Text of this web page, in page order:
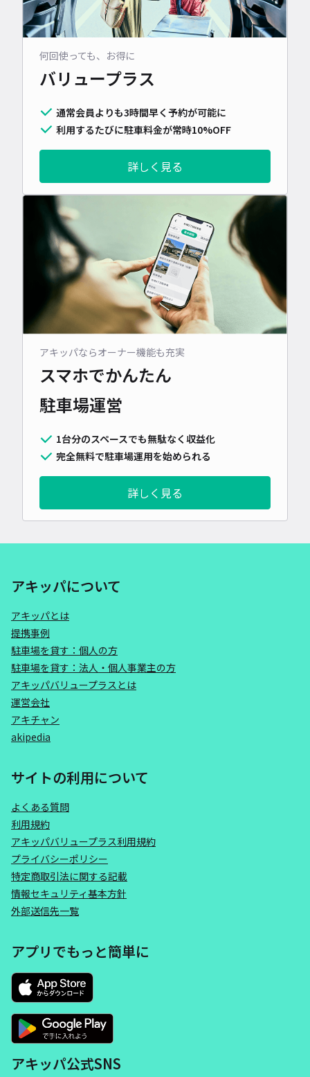
何回使っても、お得に
バリュープラス
通常会員よりも3時間早く予約が可能に
利用するたびに駐車料金が常時10%OFF
詳しく見る
アキッパならオーナー機能も充実
スマホでかんたん
駐車場運営
1台分のスペースでも無駄なく収益化
完全無料で駐車場運用を始められる
詳しく見る
アキッパについて
アキッパとは
提携事例
駐車場を貸す：個人の方
駐車場を貸す：法人・個人事業主の方
アキッパバリュープラスとは
運営会社
アキチャン
akipedia
サイトの利用について
よくある質問
利用規約
アキッパバリュープラス利用規約
プライバシーポリシー
特定商取引法に関する記載
情報セキュリティ基本方針
外部送信先一覧
アプリでもっと簡単に
アキッパ公式SNS